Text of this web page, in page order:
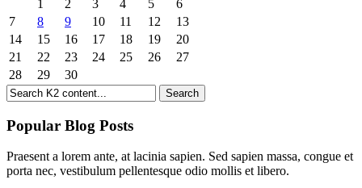
1
2 3 4 5
6
7
8 9 10 11 12
13
14
15 16 17 18 19
20
21
22 23 24 25 26
27
28
29 30
Popular Blog Posts
Praesent a lorem ante, at lacinia sapien. Sed sapien massa, congue et
porta nec, vestibulum pellentesque odio mollis et libero.